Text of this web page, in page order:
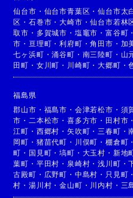
仙台市 ・ 仙台市青葉区 ・仙台市太
区 ・石巻市 ・大崎市 ・仙台市若林
取市 ・ 多賀城市 ・ 塩竈市 ・富谷町
市 ・ 亘理町 ・利府町 ・角田市 ・ 加
七ヶ浜町 ・涌谷町 ・ 南三陸町 ・ 山
田町 ・ 女川町 ・ 川崎町 ・大郷町 ・
福島県
郡山市 ・ 福島市 ・ 会津若松市 ・ 須
市 ・ 二本松市 ・喜多方市 ・ 田村市
江町 ・ 西郷村 ・矢吹町 ・ 三春町 ・
岡町 ・ 猪苗代町 ・ 川俣町 ・棚倉町
町 ・ 国見町 ・塙町 ・ 大玉村 ・ 新地
葉町 ・ 平田村 ・ 泉崎村 ・浅川町 ・
古殿町 ・ 広野町 ・ 中島村 ・ 只見町
村 ・湯川村 ・金山町 ・ 川内村 ・ 三